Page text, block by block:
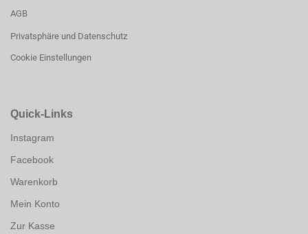
AGB
Privatsphäre und Datenschutz
Cookie Einstellungen
Quick-Links
Instagram
Facebook
Warenkorb
Mein Konto
Zur Kasse